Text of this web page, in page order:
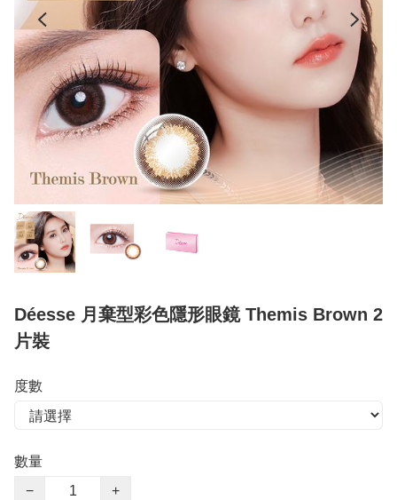
Déesse 月棄型彩色隱形眼鏡 Themis Brown 2
片裝
度數
數量
−
+